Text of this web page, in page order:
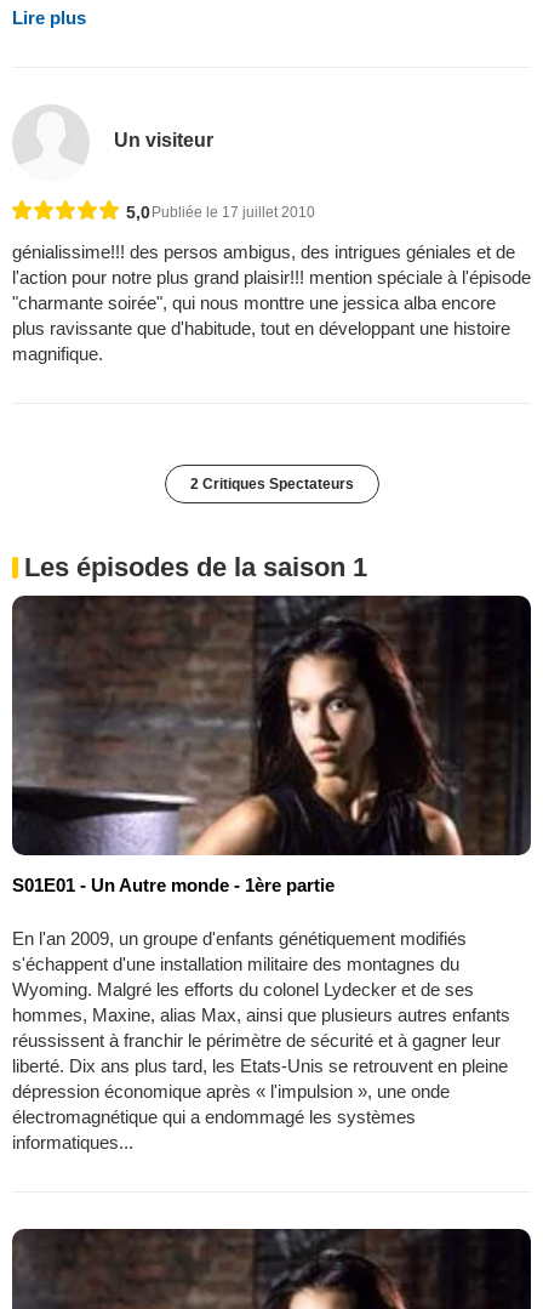
Lire plus
Un visiteur
5,0Publiée le 17 juillet 2010
génialissime!!! des persos ambigus, des intrigues géniales et de
l'action pour notre plus grand plaisir!!! mention spéciale à l'épisode
"charmante soirée", qui nous monttre une jessica alba encore
plus ravissante que d'habitude, tout en développant une histoire
magnifique.
2 Critiques Spectateurs
Les épisodes de la saison 1
S01E01 - Un Autre monde - 1ère partie
En l'an 2009, un groupe d'enfants génétiquement modifiés
s'échappent d'une installation militaire des montagnes du
Wyoming. Malgré les efforts du colonel Lydecker et de ses
hommes, Maxine, alias Max, ainsi que plusieurs autres enfants
réussissent à franchir le périmètre de sécurité et à gagner leur
liberté. Dix ans plus tard, les Etats-Unis se retrouvent en pleine
dépression économique après « l'impulsion », une onde
électromagnétique qui a endommagé les systèmes
informatiques...